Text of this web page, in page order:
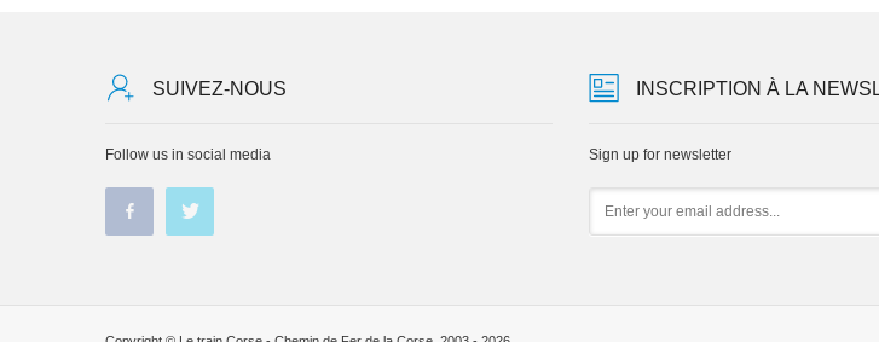
SUIVEZ-NOUS
Follow us in social media
INSCRIPTION À LA
Sign up for newsletter